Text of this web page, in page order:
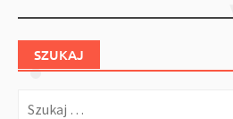
SZUKAJ